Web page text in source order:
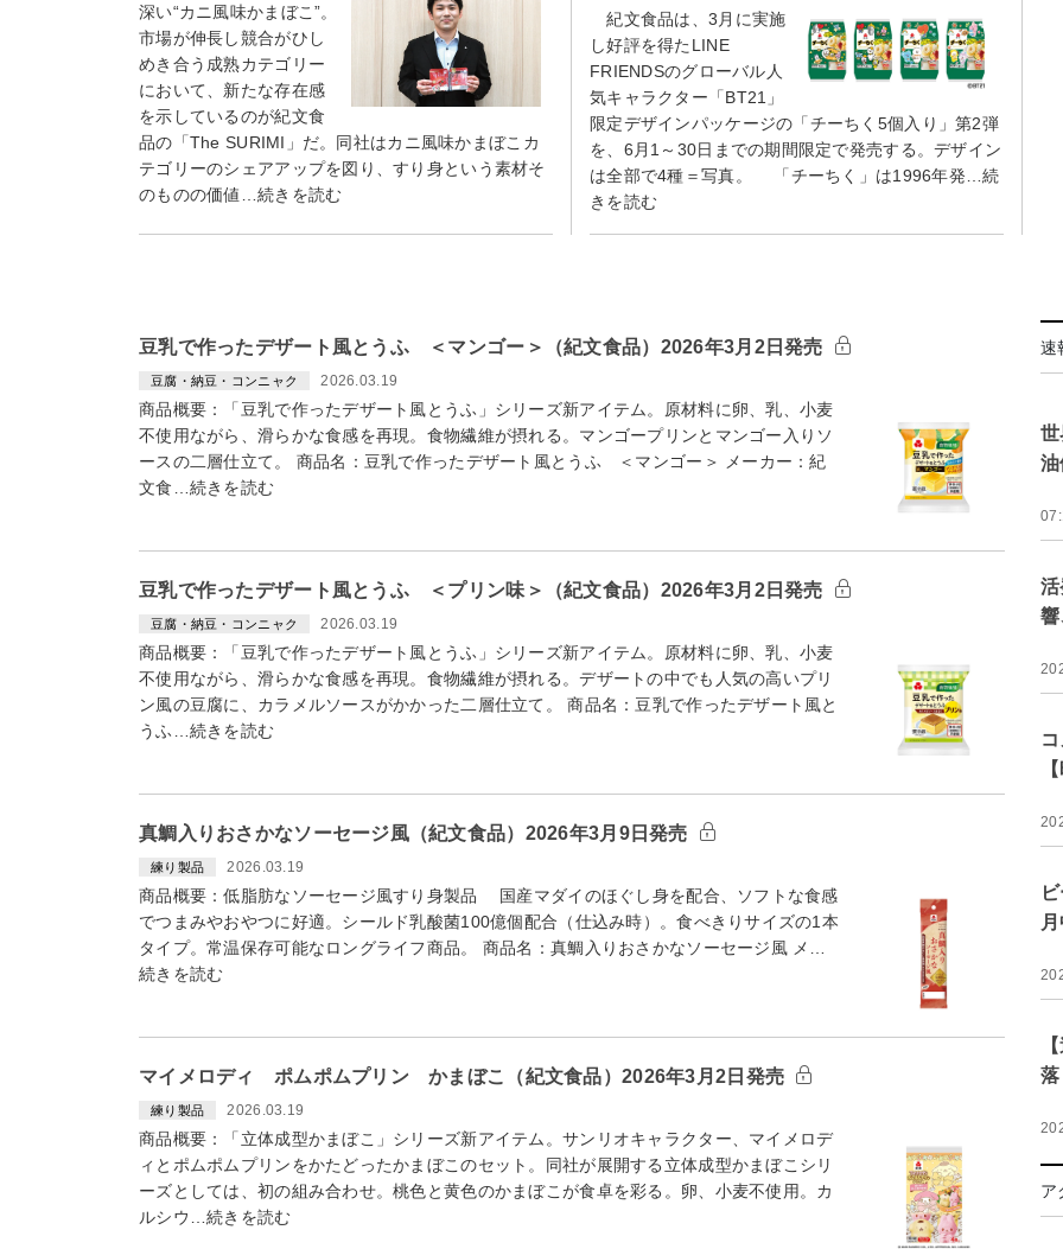
深い“カニ風味かまぼこ”。
市場が伸長し競合がひし
めき合う成熟カテゴリー
において、新たな存在感
を示しているのが紀文食
品の「The SURIMI」だ。同社はカニ風味かまぼこカ
テゴリーのシェアアップを図り、すり身という素材そ
のものの価値…続きを読む
紀文食品は、3月に実施
し好評を得たLINE
FRIENDSのグローバル人
気キャラクター「BT21」
限定デザインパッケージの「チーちく5個入り」第2弾
を、6月1～30日までの期間限定で発売する。デザイン
は全部で4種＝写真。 「チーちく」は1996年発…続
きを読む
豆乳で作ったデザート風とうふ ＜マンゴー＞（紀文食品）2026年3月2日発売
豆腐・納豆・コンニャク 2026.03.19
商品概要：「豆乳で作ったデザート風とうふ」シリーズ新アイテム。原材料に卵、乳、小麦
不使用ながら、滑らかな食感を再現。食物繊維が摂れる。マンゴープリンとマンゴー入りソ
ースの二層仕立て。 商品名：豆乳で作ったデザート風とうふ ＜マンゴー＞ メーカー：紀
文食…続きを読む
豆乳で作ったデザート風とうふ ＜プリン味＞（紀文食品）2026年3月2日発売
豆腐・納豆・コンニャク 2026.03.19
商品概要：「豆乳で作ったデザート風とうふ」シリーズ新アイテム。原材料に卵、乳、小麦
不使用ながら、滑らかな食感を再現。食物繊維が摂れる。デザートの中でも人気の高いプリ
ン風の豆腐に、カラメルソースがかかった二層仕立て。 商品名：豆乳で作ったデザート風と
うふ…続きを読む
真鯛入りおさかなソーセージ風（紀文食品）2026年3月9日発売
練り製品 2026.03.19
商品概要：低脂肪なソーセージ風すり身製品 国産マダイのほぐし身を配合、ソフトな食感
でつまみやおやつに好適。シールド乳酸菌100億個配合（仕込み時）。食べきりサイズの1本
タイプ。常温保存可能なロングライフ商品。 商品名：真鯛入りおさかなソーセージ風 メ…
続きを読む
マイメロディ ポムポムプリン かまぼこ（紀文食品）2026年3月2日発売
練り製品 2026.03.19
商品概要：「立体成型かまぼこ」シリーズ新アイテム。サンリオキャラクター、マイメロデ
ィとポムポムプリンをかたどったかまぼこのセット。同社が展開する立体成型かまぼこシリ
ーズとしては、初の組み合わせ。桃色と黄色のかまぼこが食卓を彩る。卵、小麦不使用。カ
ルシウ…続きを読む
速
ア